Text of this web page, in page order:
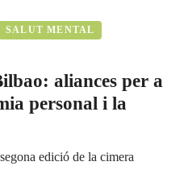
SALUT MENTAL
aliances per a
personal i la
edició de la cimera